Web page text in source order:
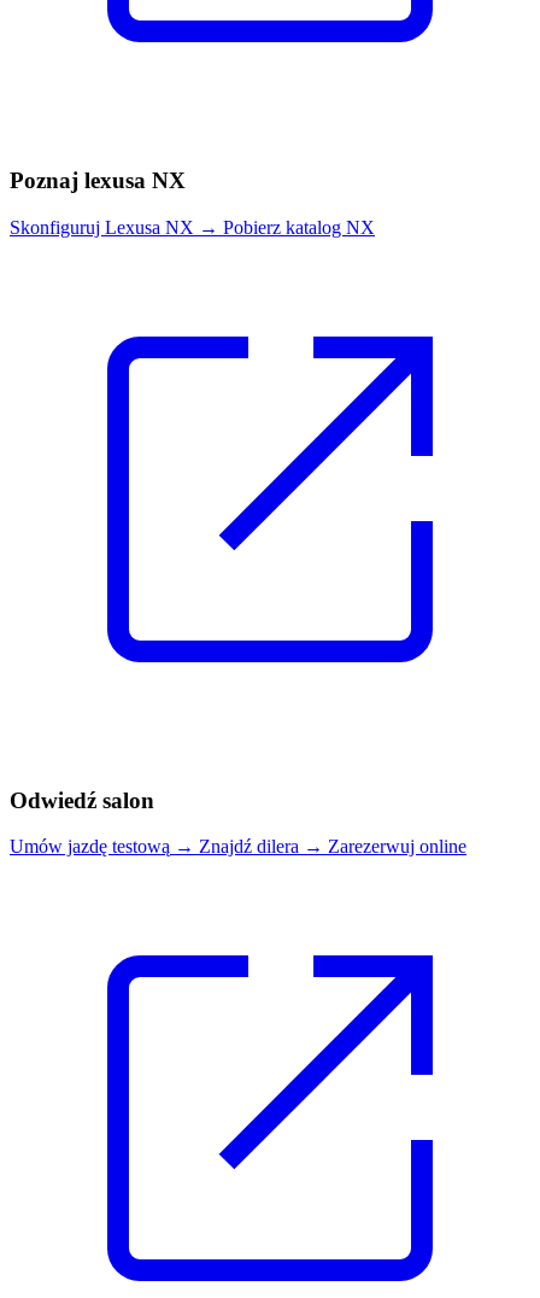
Poznaj lexusa NX
Skonfiguruj Lexusa NX → Pobierz katalog NX
Odwiedź salon
Umów jazdę testową → Znajdź dilera → Zarezerwuj online